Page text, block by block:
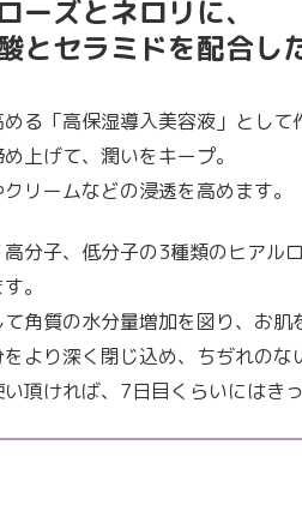
ーズとネロリに、
とセラミドを配合し
る「高保湿導入美容液」として
上げて、潤いをキープ。
リームなどの浸透を高めます。
分子、低分子の3種類のヒアルロ
。
角質の水分量増加を図り、お肌
より深く閉じ込め、ちぢれのな
頂ければ、7日目くらいにはき